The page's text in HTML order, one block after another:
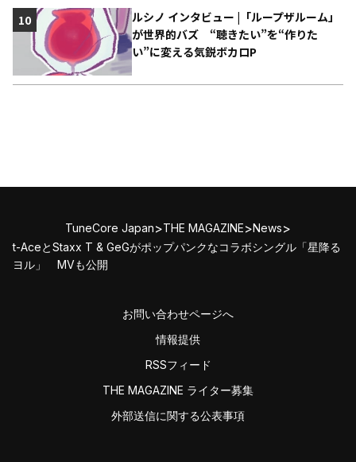
ルシノ インタビュー |「ループザルーム」
が世界的バズ “聴きたい”を“作りた
い”に変える気鋭ボカロP
10
TuneCore Japan>THE MAGAZINE>News>
t-AceとStaxx T & GeGがポップパンクなコラボシングル「星降る
ヨル」 MVも公開
お問い合わせページへ
情報提供
RSSフィード
THE MAGAZINE ライター募集
外部送信に関する公表事項